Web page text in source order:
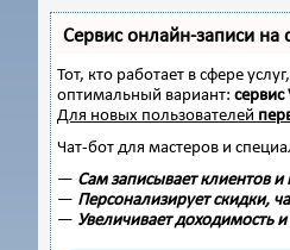
Сервис онлайн-записи на
Тот, кто работает в сфере
оптимальный вариант: сервис
Для новых пользователей
Чат-бот для мастеров и
— Сам записывает клиентов
— Персонализирует скидки,
— Увеличивает доходимость